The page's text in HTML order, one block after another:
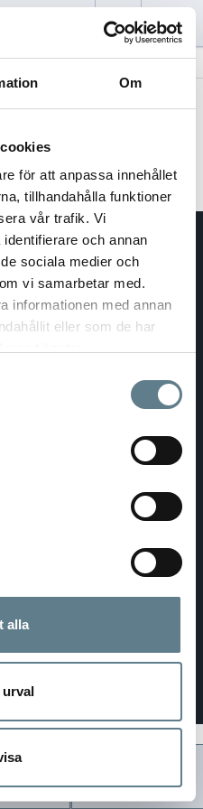
Om
för att anpassa innehållet
tillhandahålla funktioner
vår trafik. Vi
och annan
sociala medier och
vi samarbetar med.
informationen med annan
eller som de har
alla
/ Payment